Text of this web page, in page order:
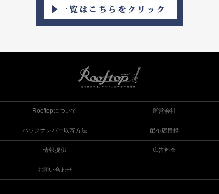
Rooftopについて 運営会社
バックナンバー取寄方法 配布店目録
情報提供 広告料金
お問い合わせ